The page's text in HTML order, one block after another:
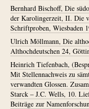
Bernhard Bischoff, Die
der Karolingerzeit, II. Die
Schriftproben, Wiesbaden
Ulrich Möllmann, Die
Althochdeutschen 24,
Heinrich Tiefenbach,
Mit Stellennachweis zu
verwandten Glossen.
Starck – J.C. Wells, 10.
Beiträge zur